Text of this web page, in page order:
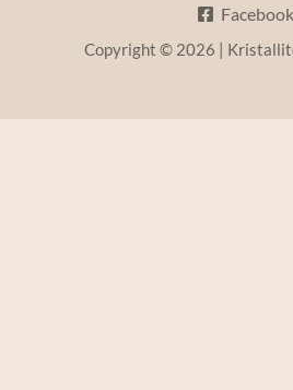
Facebook
Copyright © 2026 |